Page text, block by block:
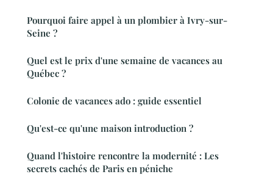
Pourquoi faire appel à un plombier à Ivry-sur-
Seine ?
Quel est le prix d'une semaine de vacances au
Québec ?
Colonie de vacances ado : guide essentiel
Qu'est-ce qu'une maison introduction ?
Quand l'histoire rencontre la modernité : Les
secrets cachés de Paris en péniche